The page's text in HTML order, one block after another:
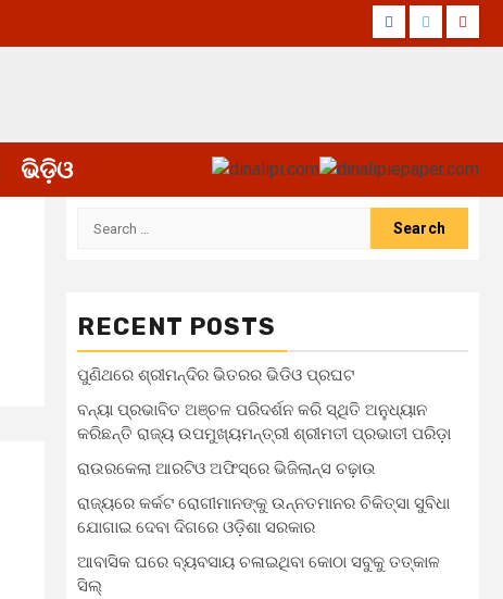
Facebook
Twitter
ଭିଡ଼ିଓ
Search
RECENT POSTS
ପୁଣିଥରେ ଶ୍ରୀମନ୍ଦିର ଭିତରର ଭିଡିଓ ପ୍ରଘଟ
ବନ୍ୟା ପ୍ରଭାବିତ ଅଞ୍ଚଳ ପରିଦର୍ଶନ କରି ସ୍ଥିତି ଅନୁଧ୍ୟାନ
କରିଛନ୍ତି ରାଜ୍ୟ ଉପମୁଖ୍ୟମନ୍ତ୍ରୀ ଶ୍ରୀମତୀ ପ୍ରଭାତୀ ପରିଡ଼ା
ରାଉରକେଲା ଆରଟିଓ ଅଫିସ୍‌ରେ ଭିଜିଲାନ୍ସ ଚଢ଼ାଉ
ରାଜ୍ୟରେ କର୍କଟ ରୋଗୀମାନଙ୍କୁ ଉନ୍ନତମାନର ଚିକିତ୍ସା ସୁବିଧା
ଯୋଗାଇ ଦେବା ଦିଗରେ ଓଡ଼ିଶା ସରକାର
ଆବାସିକ ଘରେ ବ୍ୟବସାୟ ଚଳାଇଥିବା କୋଠା ସବୁକୁ ତତ୍କାଳ
ସିଲ୍‌